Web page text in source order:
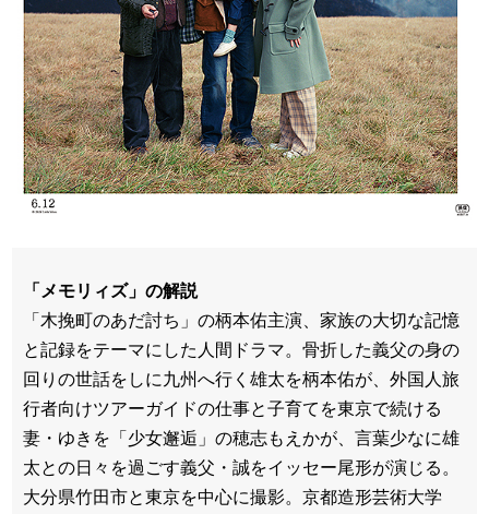
「メモリィズ」の解説
「木挽町のあだ討ち」の柄本佑主演、家族の大切な記憶
と記録をテーマにした人間ドラマ。骨折した義父の身の
回りの世話をしに九州へ行く雄太を柄本佑が、外国人旅
行者向けツアーガイドの仕事と子育てを東京で続ける
妻・ゆきを「少女邂逅」の穂志もえかが、言葉少なに雄
太との日々を過ごす義父・誠をイッセー尾形が演じる。
大分県竹田市と東京を中心に撮影。京都造形芸術大学